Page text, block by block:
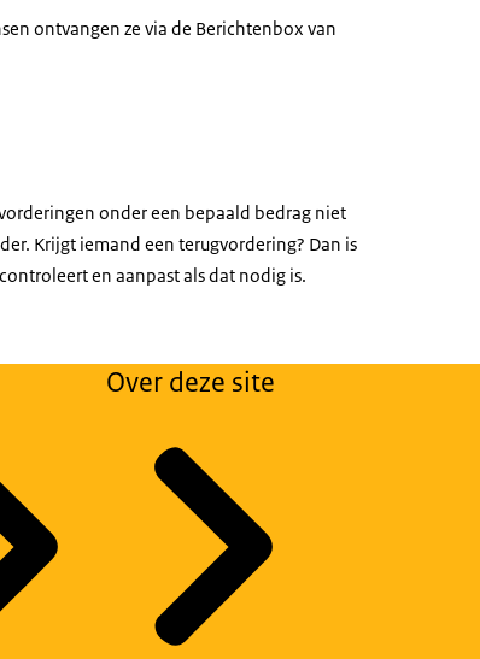
ontvangen ze via de Berichtenbox van
onder een bepaald bedrag niet
Krijgt iemand een terugvordering? Dan is
en aanpast als dat nodig is.
Over deze site